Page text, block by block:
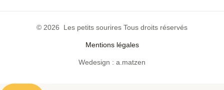
© 2026 Les petits sourires Tous droits réservés
Mentions légales
Wedesign : a.matzen